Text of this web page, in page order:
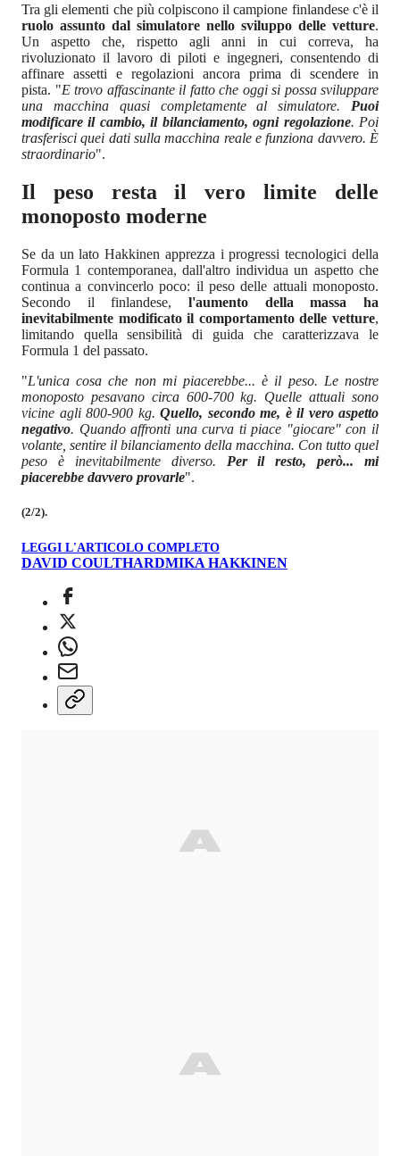
Tra gli elementi che più colpiscono il campione finlandese c'è il
ruolo assunto dal simulatore nello sviluppo delle vetture.
Un aspetto che, rispetto agli anni in cui correva, ha
rivoluzionato il lavoro di piloti e ingegneri, consentendo di
affinare assetti e regolazioni ancora prima di scendere in
pista. "E trovo affascinante il fatto che oggi si possa sviluppare
una macchina quasi completamente al simulatore. Puoi
modificare il cambio, il bilanciamento, ogni regolazione. Poi
trasferisci quei dati sulla macchina reale e funziona davvero. È
straordinario".
Il peso resta il vero limite delle
monoposto moderne
Se da un lato Hakkinen apprezza i progressi tecnologici della
Formula 1 contemporanea, dall'altro individua un aspetto che
continua a convincerlo poco: il peso delle attuali monoposto.
Secondo il finlandese, l'aumento della massa ha
inevitabilmente modificato il comportamento delle vetture,
limitando quella sensibilità di guida che caratterizzava le
Formula 1 del passato.
"L'unica cosa che non mi piacerebbe... è il peso. Le nostre
monoposto pesavano circa 600-700 kg. Quelle attuali sono
vicine agli 800-900 kg. Quello, secondo me, è il vero aspetto
negativo. Quando affronti una curva ti piace "giocare" con il
volante, sentire il bilanciamento della macchina. Con tutto quel
peso è inevitabilmente diverso. Per il resto, però... mi
piacerebbe davvero provarle".
(2/2).
LEGGI L'ARTICOLO COMPLETO
DAVID COULTHARDMIKA HAKKINEN